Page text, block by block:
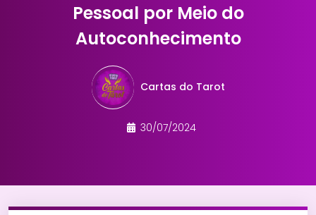
Pessoal por Meio do
Autoconhecimento
Cartas do Tarot
30/07/2024